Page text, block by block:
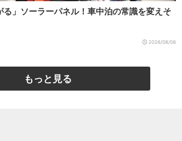
る」ソーラーパネル！車中泊の常識を変えそ
2026/08/06
もっと見る